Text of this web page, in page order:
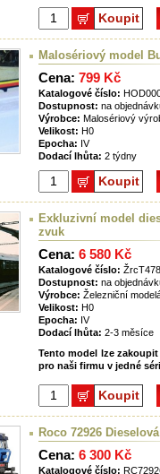
Koupit
Malosériový model
Cena: 799 Kč
Katalogové číslo:
Dostupnost: na
Výrobce: Malosériový
Velikost: H0
Epocha: IV
Dodací lhůta: 2 týdny
Koupit
Exkluzivní model
zvuk
Cena: 6 580 Kč
Katalogové číslo:
Dostupnost: na
Výrobce: Železniční
Velikost: H0
Epocha: IV
Dodací lhůta: 2-3 měsíce
Tento model lze
pro naši firmu v jedné
Koupit
Roco 72926
Cena: 6 300 Kč
Katalogové číslo: